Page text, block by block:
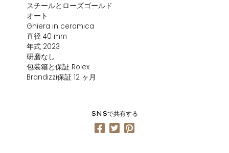
スチールとローズゴールド
オート
Ghiera in ceramica
直径 40 mm
年式 2023
研磨なし
包装箱と保証 Rolex
Brandizzi保証 12 ヶ月
SNSで共有する